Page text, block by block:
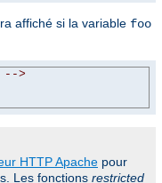
affiché si la variable foo
-->
HTTP Apache pour
Les fonctions restricted